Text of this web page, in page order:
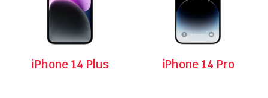
iPhone 14 Plus iPhone 14 Pro